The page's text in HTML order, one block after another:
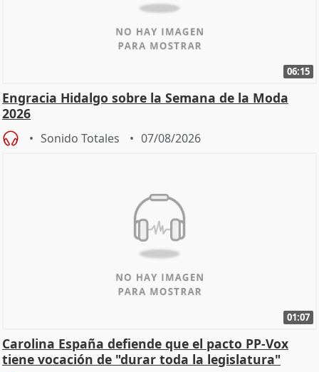
06:15
Engracia Hidalgo sobre la Semana de la Moda
2026
Sonido Totales 07/08/2026
01:07
Carolina España defiende que el pacto PP-Vox
tiene vocación de "durar toda la legislatura"